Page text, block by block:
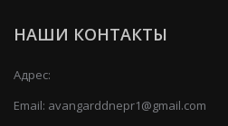
НАШИ КОНТАКТЫ
Адрес:
Email: avangarddnepr1@gmail.com